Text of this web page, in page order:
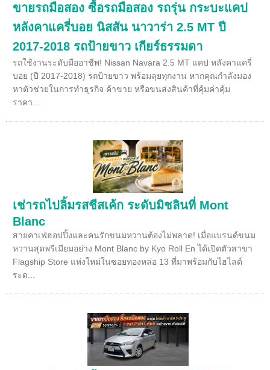
ขายรถมือสอง ซื้อรถมือสอง รถรุ่น กระบะแคป
หลังคาแครี่บอย นิสสัน นาวาร่า 2.5 MT ปี
2017-2018 รถป้ายขาว เกียร์ธรรมดา
รถใช้งานระดับมืออาชีพ! Nissan Navara 2.5 MT แคป หลังคาแครี่
บอย (ปี 2017-2018) รถป้ายขาว พร้อมลุยทุกงาน หากคุณกำลังมอง
หาตัวช่วยในการทำธุรกิจ ค้าขาย หรือขนส่งสินค้าที่คุ้มค่าคุ้ม
ราคา...
เช่ารถไปลิ้มรสชีสเค้ก ระดับมิชลินที่ Mont
Blanc
สายคาเฟ่ฮอปปิ้งและคนรักขนมหวานต้องไม่พลาด! เมื่อแบรนด์ขนม
หวานสุดพรีเมียมอย่าง Mont Blanc by Kyo Roll En ได้เปิดตัวสาขา
Flagship Store แห่งใหม่ในซอยทองหล่อ 13 ที่มาพร้อมกับไฮไลต์
ระด...